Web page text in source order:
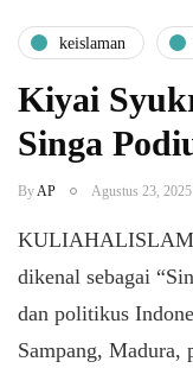
keislaman
Kiyai
Singa
ByAP Agustus 23, 2025
dikenal sebagai
dan politikus
Sampang, Madura,